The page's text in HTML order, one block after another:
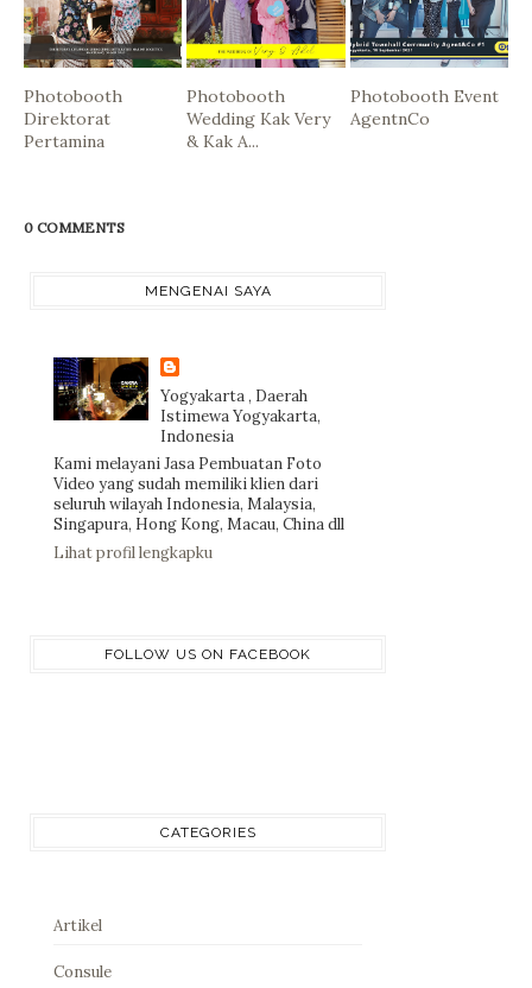
Photobooth
Direktorat
Pertamina
Photobooth
Wedding Kak Very
& Kak A...
Photobooth Event
AgentnCo
0 COMMENTS
MENGENAI SAYA
Yogyakarta , Daerah
Istimewa Yogyakarta,
Indonesia
Kami melayani Jasa Pembuatan Foto
Video yang sudah memiliki klien dari
seluruh wilayah Indonesia, Malaysia,
Singapura, Hong Kong, Macau, China dll
Lihat profil lengkapku
FOLLOW US ON FACEBOOK
CATEGORIES
Artikel
Consule